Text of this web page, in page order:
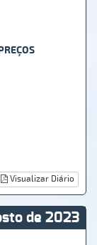
Visualizar Diário
de 2023